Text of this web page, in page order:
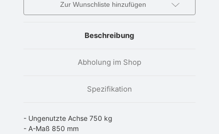
Zur Wunschliste hinzufügen
Beschreibung
Abholung im Shop
Spezifikation
- Ungenutzte Achse 750 kg
- A-Maß 850 mm